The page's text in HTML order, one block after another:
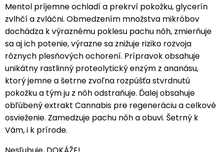
Mentol príjemne ochladí a prekrví pokožku, glycerín
zvlhčí a zvláčni. Obmedzením množstva mikróbov
dochádza k výraznému poklesu pachu nôh, zmierňuje
sa aj ich potenie, výrazne sa znižuje riziko rozvoja
rôznych plesňových ochorení. Prípravok obsahuje
unikátny rastlinný proteolytický enzým z ananásu,
ktorý jemne a šetrne zvoľna rozpúšťa stvrdnutú
pokožku a tým ju z nôh odstraňuje. Ďalej obsahuje
obľúbený extrakt Cannabis pre regeneráciu a celkové
osvieženie. Zamedzuje pachu nôh a obuvi. Šetrný k
Vám, i k prírode.